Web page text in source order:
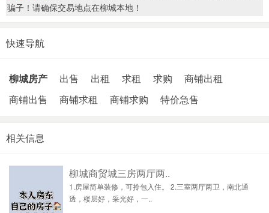
骗子！请确保交易地点在柳城本地！
快速导航
柳城房产 出售 出租 求租 求购
商铺出租
商铺出售
商铺求租 商铺求购 特价急售
相关信息
柳城商贸城三房两厅两..
1.房屋简单装修，可拎包入住。 2.三室两厅两卫，南北通
透，楼层好，采光好，一..